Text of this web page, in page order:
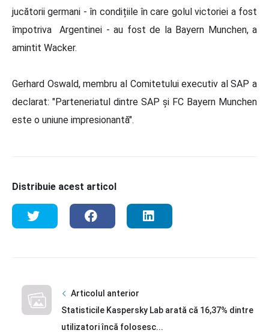
jucătorii germani - în condițiile în care golul victoriei a fost
împotriva Argentinei - au fost de la Bayern Munchen, a
amintit Wacker.
Gerhard Oswald, membru al Comitetului executiv al SAP a
declarat: "Parteneriatul dintre SAP și FC Bayern Munchen
este o uniune impresionantă".
Distribuie acest articol
Articolul anterior
Statisticile Kaspersky Lab arată că 16,37% dintre
utilizatori încă folosesc...